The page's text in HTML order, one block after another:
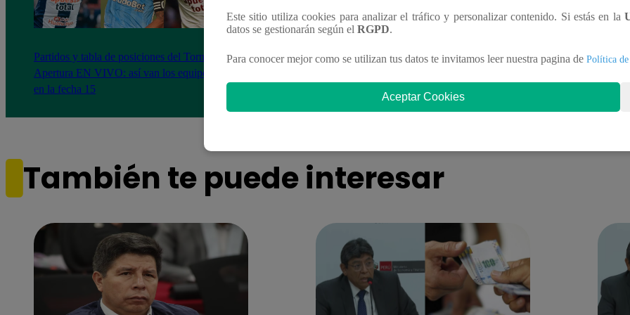
Partidos y tabla de posiciones del Torneo
Apertura EN VIVO: así van los equipos
en la fecha 15
Delincuentes roban 200 mil soles de
Neymar fue
convocados por
También te puede interesar
Este sitio utiliza cookies para analizar el tráfico y personalizar contenido. Si estás en la
datos se gestionarán según el RGPD.
Para conocer mejor como se utilizan tus datos te invitamos leer nuestra pagina de Política
Aceptar Cookies